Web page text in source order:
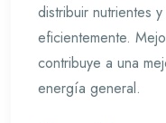
distribuir nutrientes
eficientemente.
contribuye a una
energía general.